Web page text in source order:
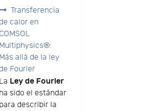
Transferencia
de calor en
COMSOL
Multiphysics®:
Más allá de la ley
de Fourier
La Ley de Fourier
ha sido el estándar
para describir la